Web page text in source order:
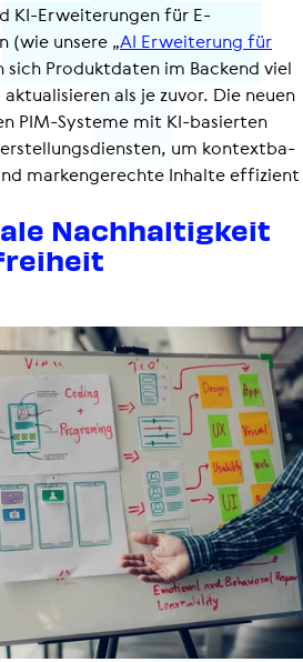
KI-Erweiterungen für E-
unsere „AI Erweiterung für
sich Produktdaten im Backend viel
als je zuvor. Die neuen
PIM-Systeme mit KI-basierten
um kontext­ba­
markengerechte Inhalte effizient
Nach­hal­tig­keit